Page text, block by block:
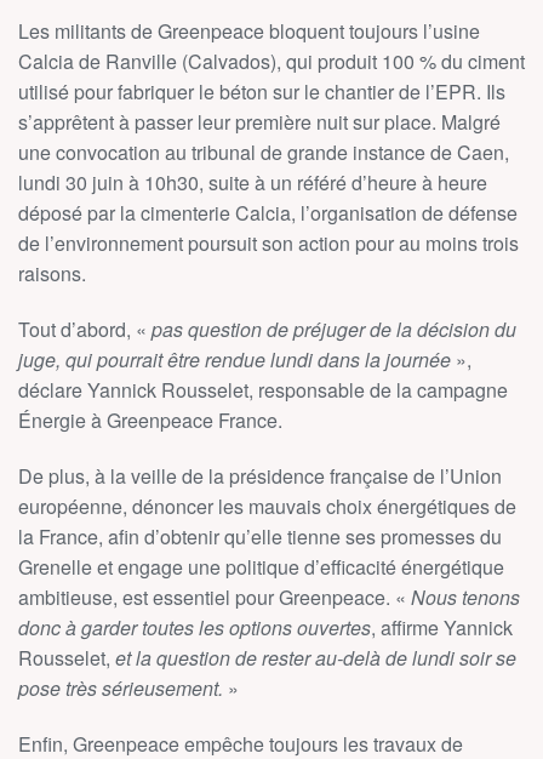
Les militants de Greenpeace bloquent toujours l’usine
Calcia de Ranville (Calvados), qui produit 100 % du ciment
utilisé pour fabriquer le béton sur le chantier de l’EPR. Ils
s’apprêtent à passer leur première nuit sur place. Malgré
une convocation au tribunal de grande instance de Caen,
lundi 30 juin à 10h30, suite à un référé d’heure à heure
déposé par la cimenterie Calcia, l’organisation de défense
de l’environnement poursuit son action pour au moins trois
raisons.
Tout d’abord, « pas question de préjuger de la décision du
juge, qui pourrait être rendue lundi dans la journée »,
déclare Yannick Rousselet, responsable de la campagne
Énergie à Greenpeace France.
De plus, à la veille de la présidence française de l’Union
européenne, dénoncer les mauvais choix énergétiques de
la France, afin d’obtenir qu’elle tienne ses promesses du
Grenelle et engage une politique d’efficacité énergétique
ambitieuse, est essentiel pour Greenpeace. « Nous tenons
donc à garder toutes les options ouvertes, affirme Yannick
Rousselet, et la question de rester au-delà de lundi soir se
pose très sérieusement. »
Enfin, Greenpeace empêche toujours les travaux de